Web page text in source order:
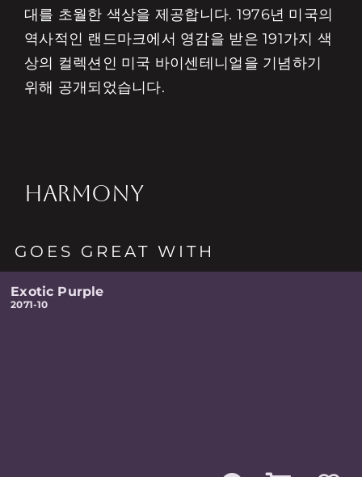
대를 초월한 색상을 제공합니다. 1976년 미국의
역사적인 랜드마크에서 영감을 받은 191가지 색
상의 컬렉션인 미국 바이센테니얼을 기념하기
위해 공개되었습니다.
HARMONY
GOES GREAT WITH
Exotic Purple
2071-10